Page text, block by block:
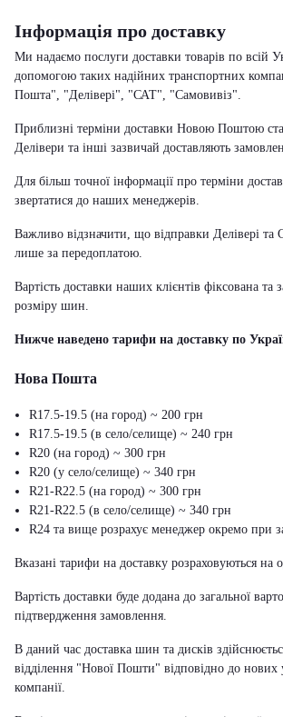
Інформація про доставку
Ми надаємо послуги доставки товарів по всій
допомогою таких надійних транспортних
Пошта", "Делівері", "САТ", "Самовивіз".
Приблизні терміни доставки Новою Поштою
Делівери та інші зазвичай доставляють
Для більш точної інформації про терміни
звертатися до наших менеджерів.
Важливо відзначити, що відправки Делівері та
лише за передоплатою.
Вартість доставки наших клієнтів фіксована та
розміру шин.
Нижче наведено тарифи на доставку по
Нова Пошта
R17.5-19.5 (на город) ~ 200 грн
R17.5-19.5 (в село/селище) ~ 240 грн
R20 (на город) ~ 300 грн
R20 (у село/селище) ~ 340 грн
R21-R22.5 (на город) ~ 300 грн
R21-R22.5 (в село/селище) ~ 340 грн
R24 та вище розрахує менеджер окремо при
Вказані тарифи на доставку розраховуються на
Вартість доставки буде додана до загальної
підтвердження замовлення.
В даний час доставка шин та дисків
відділення "Нової Пошти" відповідно до нових
компанії.